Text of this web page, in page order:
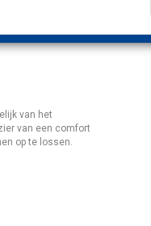
van het
van een comfort
op te lossen.